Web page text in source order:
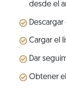
desde el
Cargar el
Dar
Obtener